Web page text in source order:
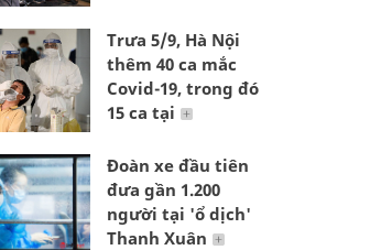
Trưa 5/9, Hà Nội
thêm 40 ca mắc
Covid-19, trong đó
15 ca tại
Đoàn xe đầu tiên
đưa gần 1.200
người tại 'ổ dịch'
Thanh Xuân